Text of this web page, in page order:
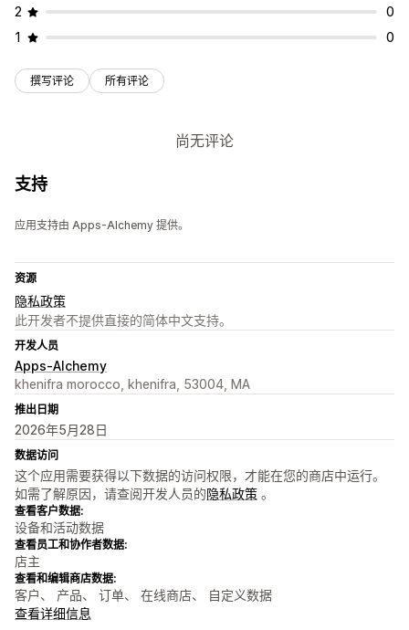
2
0
1
0
撰写评论 所有评论
尚无评论
支持
应用支持由 Apps-Alchemy 提供。
资源
隐私政策
此开发者不提供直接的简体中文支持。
开发人员
Apps-Alchemy
khenifra morocco, khenifra, 53004, MA
推出日期
2026年5月28日
数据访问
这个应用需要获得以下数据的访问权限，才能在您的商店中运行。
如需了解原因，请查阅开发人员的隐私政策 。
查看客户数据:
设备和活动数据
查看员工和协作者数据:
店主
查看和编辑商店数据:
客户、 产品、 订单、 在线商店、 自定义数据
查看详细信息